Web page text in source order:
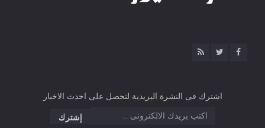
اشترك فى النشرة البريدية لتحصل على احدث الاخبار